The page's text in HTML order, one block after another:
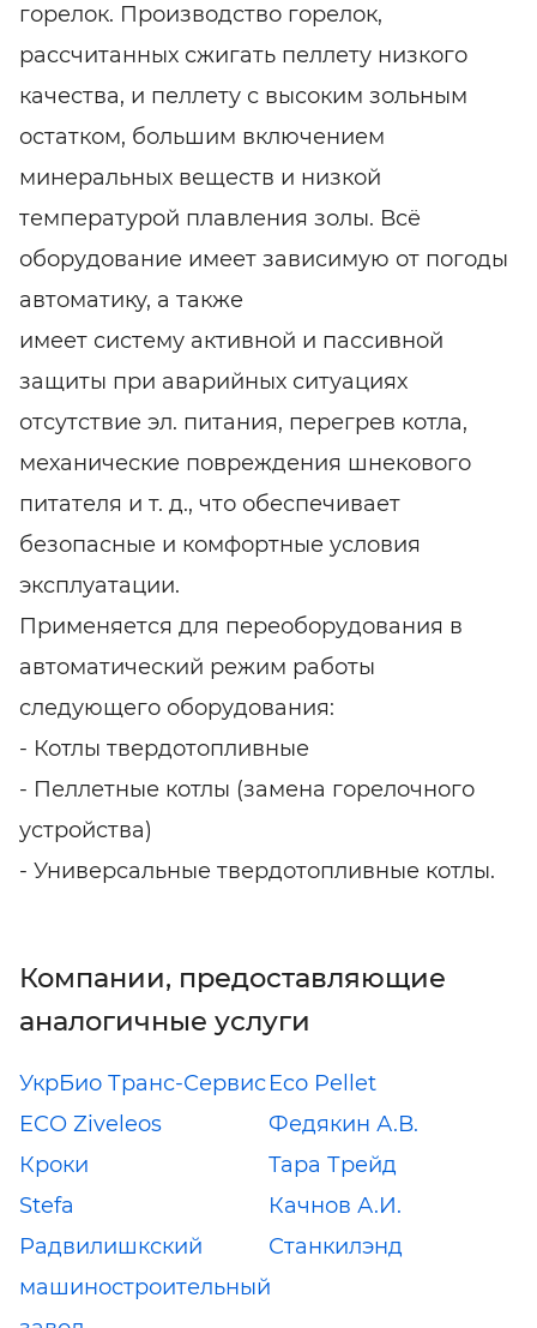
горелок. Производство горелок,
рассчитанных сжигать пеллету низкого
качества, и пеллету с высоким зольным
остатком, большим включением
минеральных веществ и низкой
температурой плавления золы. Всё
оборудование имеет зависимую от погоды
автоматику, а также
имеет систему активной и пассивной
защиты при аварийных ситуациях
отсутствие эл. питания, перегрев котла,
механические повреждения шнекового
питателя и т. д., что обеспечивает
безопасные и комфортные условия
эксплуатации.
Применяется для переоборудования в
автоматический режим работы
следующего оборудования:
- Котлы твердотопливные
- Пеллетные котлы (замена горелочного
устройства)
- Универсальные твердотопливные котлы.
Компании, предоставляющие
аналогичные услуги
УкрБио Транс-СервисEco Pellet
ECO Ziveleos
Федякин А.В.
Кроки
Тара Трейд
Stefa
Качнов А.И.
Радвилишкский
машиностроительный
Станкилэнд